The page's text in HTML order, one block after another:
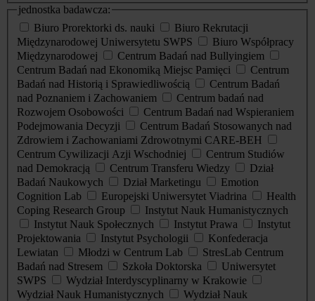
jednostka badawcza:
Biuro Prorektorki ds. nauki
Biuro Rekrutacji
Międzynarodowej Uniwersytetu SWPS
Biuro Współpracy
Międzynarodowej
Centrum Badań nad Bullyingiem
Centrum Badań nad Ekonomiką Miejsc Pamięci
Centrum
Badań nad Historią i Sprawiedliwością
Centrum Badań
nad Poznaniem i Zachowaniem
Centrum badań nad
Rozwojem Osobowości
Centrum Badań nad Wspieraniem
Podejmowania Decyzji
Centrum Badań Stosowanych nad
Zdrowiem i Zachowaniami Zdrowotnymi CARE-BEH
Centrum Cywilizacji Azji Wschodniej
Centrum Studiów
nad Demokracją
Centrum Transferu Wiedzy
Dział
Badań Naukowych
Dział Marketingu
Emotion
Cognition Lab
Europejski Uniwersytet Viadrina
Health
Coping Research Group
Instytut Nauk Humanistycznych
Instytut Nauk Społecznych
Instytut Prawa
Instytut
Projektowania
Instytut Psychologii
Konfederacja
Lewiatan
Młodzi w Centrum Lab
StresLab Centrum
Badań nad Stresem
Szkoła Doktorska
Uniwersytet
SWPS
Wydział Interdyscyplinarny w Krakowie
Wydział Nauk Humanistycznych
Wydział Nauk